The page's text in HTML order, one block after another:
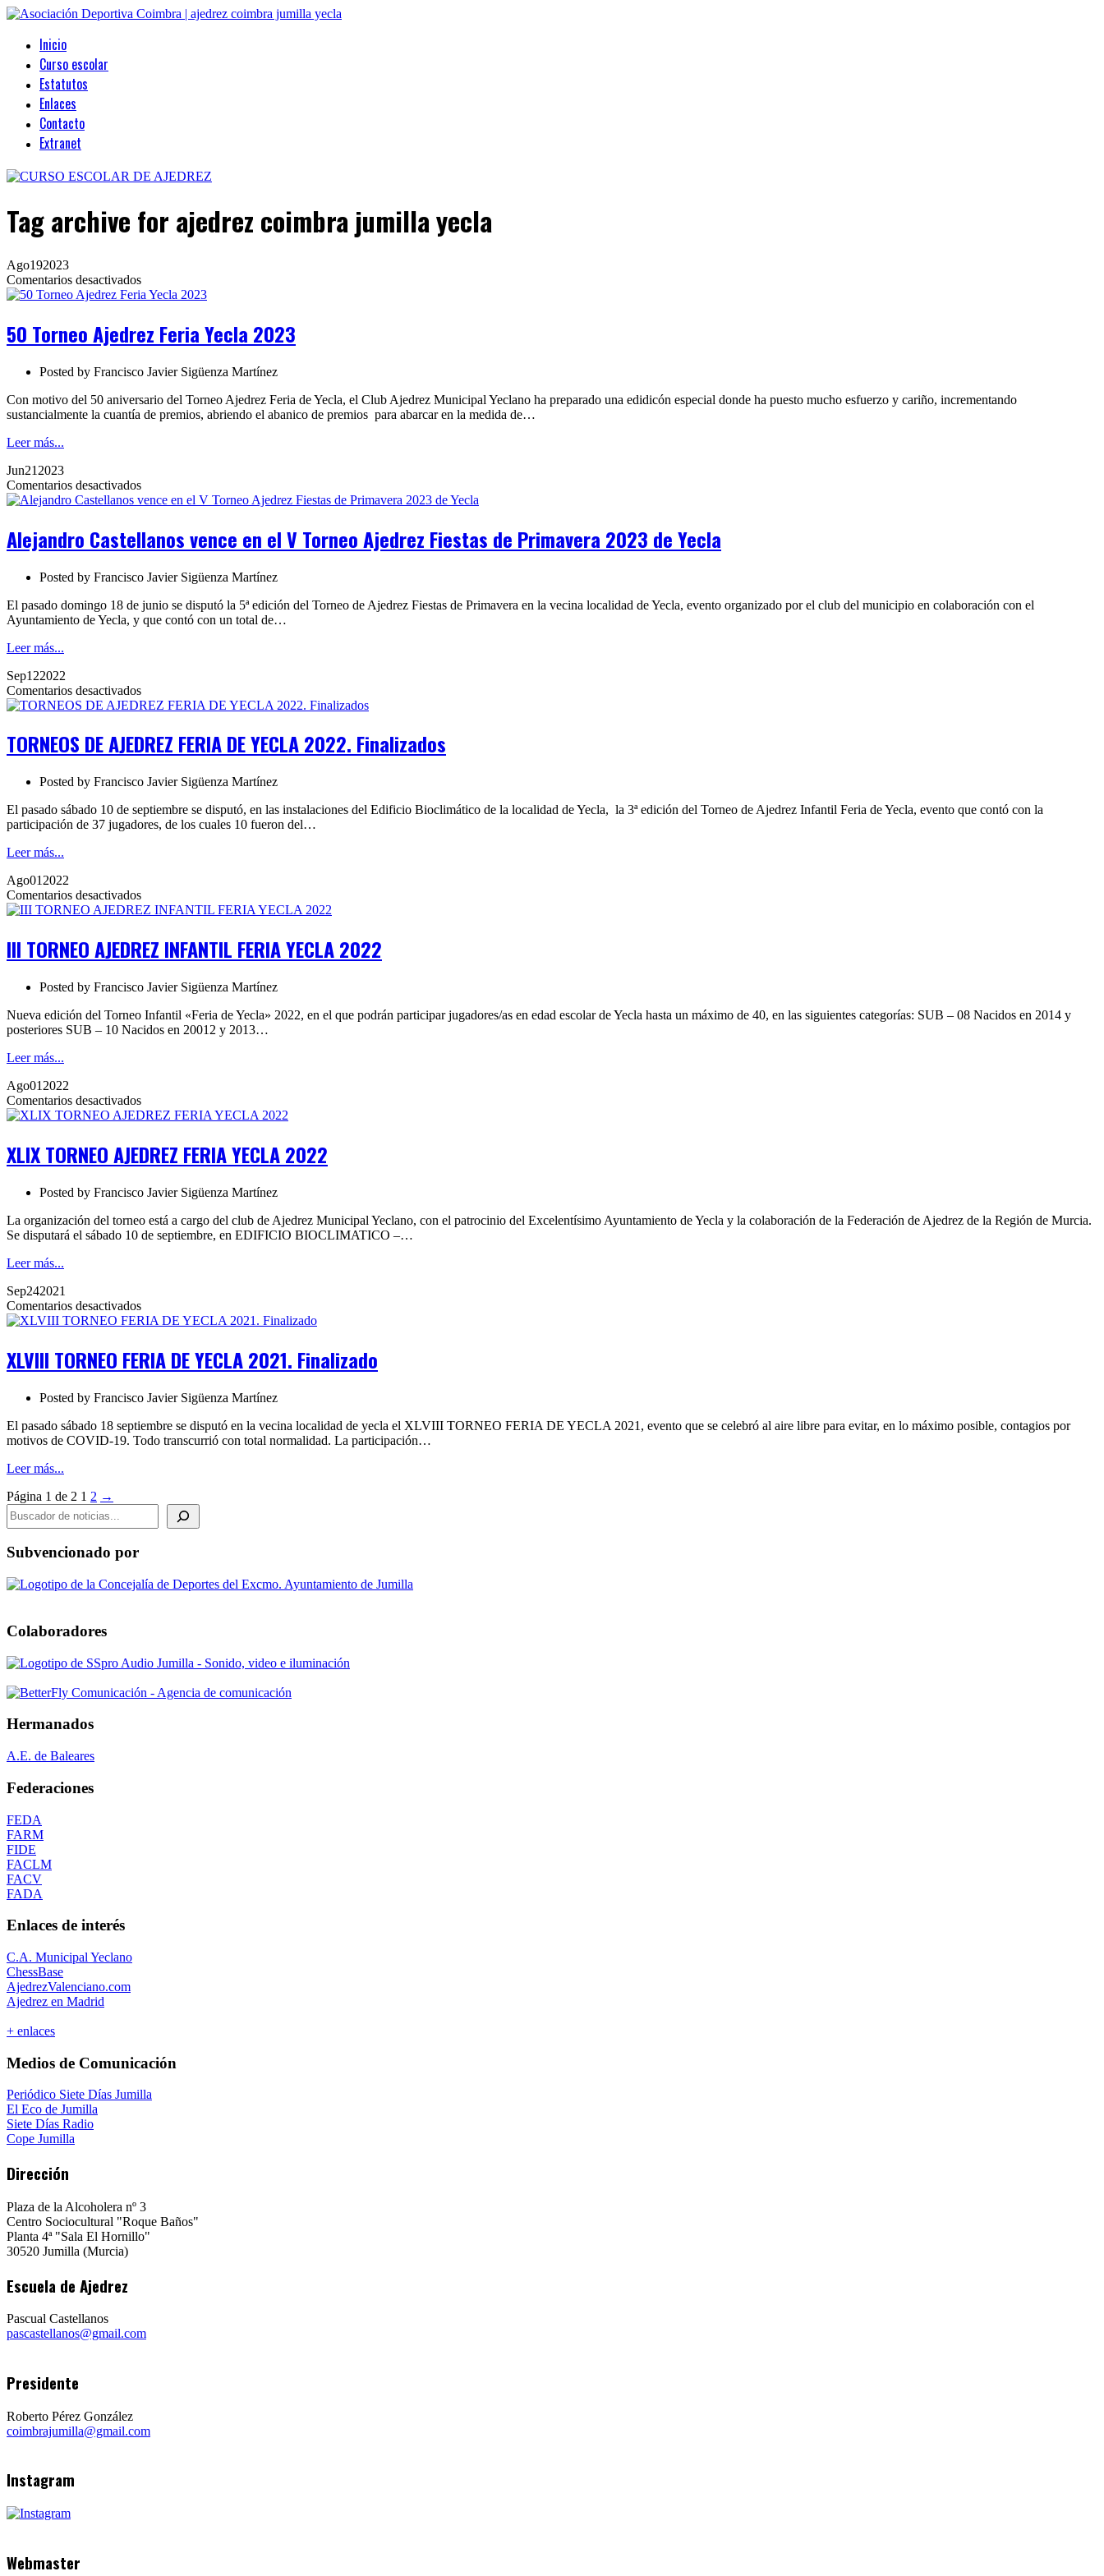
Inicio
Curso escolar
Estatutos
Enlaces
Contacto
Extranet
Tag archive for ajedrez coimbra jumilla yecla
Ago192023
Comentarios desactivadosen
50
Feria
2023
50 Torneo Ajedrez Feria Yecla 2023
Posted by Francisco Javier Sigüenza Martínez
Con motivo del 50 aniversario del Torneo Ajedrez Feria de Yecla, el Club Ajedrez Municipal Yeclano ha preparado una edidicón especial donde ha puesto mucho esfuerzo y cariño, incrementando
sustancialmente la cuantía de premios, abriendo el abanico de premios para abarcar en la medida de…
Leer más...
Jun21 2023
Comentarios desactivadosen
Alejandro
en
V
Ajedrez
Fiestas
Yecla
Alejandro Castellanos vence en el V Torneo Ajedrez Fiestas de Primavera 2023 de Yecla
Posted by Francisco Javier Sigüenza Martínez
El pasado domingo 18 de junio se disputó la 5ª edición del Torneo de Ajedrez Fiestas de Primavera en la vecina localidad de Yecla, evento organizado por el club del municipio en colaboración con el
Ayuntamiento de Yecla, y que contó con un total de…
Leer más...
Sep122022
Comentarios desactivadosen
TORNEOS
AJEDREZ
FERIA
YECLA
Finalizados
TORNEOS DE AJEDREZ FERIA DE YECLA 2022. Finalizados
Posted by Francisco Javier Sigüenza Martínez
El pasado sábado 10 de septiembre se disputó, en las instalaciones del Edificio Bioclimático de la localidad de Yecla, la 3ª edición del Torneo de Ajedrez Infantil Feria de Yecla, evento que contó con la
participación de 37 jugadores, de los cuales 10 fueron del…
Leer más...
Ago01 2022
Comentarios desactivadosen
III
INFANTIL
YECLA
III TORNEO AJEDREZ INFANTIL FERIA YECLA 2022
Posted by Francisco Javier Sigüenza Martínez
Nueva edición del Torneo Infantil «Feria de Yecla» 2022, en el que podrán participar jugadores/as en edad escolar de Yecla hasta un máximo de 40, en las siguientes categorías: SUB – 08 Nacidos en 2014 y
posteriores SUB – 10 Nacidos en 20012 y 2013…
Leer más...
Ago01 2022
Comentarios desactivadosen
XLIX
FERIA
2022
XLIX TORNEO AJEDREZ FERIA YECLA 2022
Posted by Francisco Javier Sigüenza Martínez
La organización del torneo está a cargo del club de Ajedrez Municipal Yeclano, con el patrocinio del Excelentísimo Ayuntamiento de Yecla y la colaboración de la Federación de Ajedrez de la Región de Murcia.
Se disputará el sábado 10 de septiembre, en EDIFICIO BIOCLIMATICO –…
Leer más...
Sep242021
Comentarios desactivadosen
XLVIII
DE
2021.
Finalizado
XLVIII TORNEO FERIA DE YECLA 2021. Finalizado
Posted by Francisco Javier Sigüenza Martínez
El pasado sábado 18 septiembre se disputó en la vecina localidad de yecla el XLVIII TORNEO FERIA DE YECLA 2021, evento que se celebró al aire libre para evitar, en lo máximo posible, contagios por
motivos de COVID-19. Todo transcurrió con total normalidad. La participación…
Leer más...
Página 1 de 2 1 2 →
BUSCADOR DE NOTICIAS
Subvencionado por
Colaboradores
Hermanados
A.E. de Baleares
Federaciones
FEDA
FARM
FIDE
FACLM
FACV
FADA
Enlaces de interés
C.A. Municipal Yeclano
ChessBase
AjedrezValenciano.com
Ajedrez en Madrid
+ enlaces
Medios de Comunicación
Periódico Siete Días Jumilla
El Eco de Jumilla
Siete Días Radio
Cope Jumilla
Dirección
Plaza de la Alcoholera nº 3
Centro Sociocultural "Roque Baños"
Planta 4ª "Sala El Hornillo"
30520 Jumilla (Murcia)
Escuela de Ajedrez
Pascual Castellanos
pascastellanos@gmail.com
Presidente
Roberto Pérez González
coimbrajumilla@gmail.com
Instagram
Webmaster